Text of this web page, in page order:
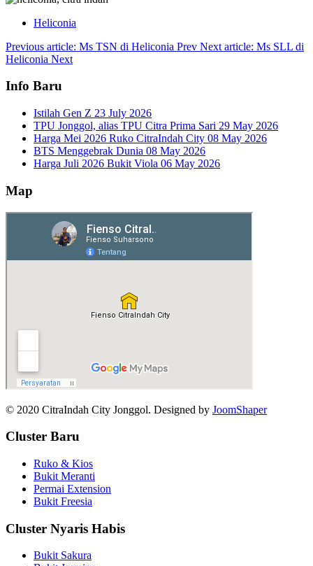
Heliconia
Previous article: Ms TSN di Heliconia Prev Next article: Ms SLL di
Heliconia Next
Info Baru
Istilah Gen Z 23 July 2026
TPU Jonggol, alias TPU Citra Prima Sari 29 May 2026
Harga Mei 2026 Ruko CitraIndah City 08 May 2026
BTS Menggebrak Dunia 08 May 2026
Harga Juli 2026 Bukit Viola 06 May 2026
Map
© 2020 CitraIndah City Jonggol. Designed by JoomShaper
Cluster Baru
Ruko & Kios
Bukit Meranti
Permai Extension
Bukit Freesia
Cluster Nyaris Habis
Bukit Sakura